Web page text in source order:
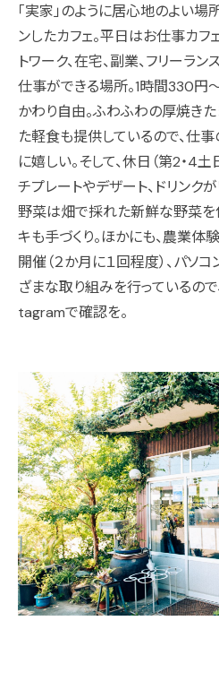
「実家」のように居心地のよい
ンしたカフェ。平日はお仕事カフ
トワーク、在宅、副業、フリーラ
仕事ができる場所。1時間330円
かわり自由。ふわふわの厚焼き
た軽食も提供しているので、仕
に嬉しい。そして、休日（第2・4
チプレートやデザート、ドリンク
野菜は畑で採れた新鮮な野菜を
キも手づくり。ほかにも、農業体
開催（２か月に１回程度）、パソ
ざまな取り組みを行っているの
tagramで確認を。